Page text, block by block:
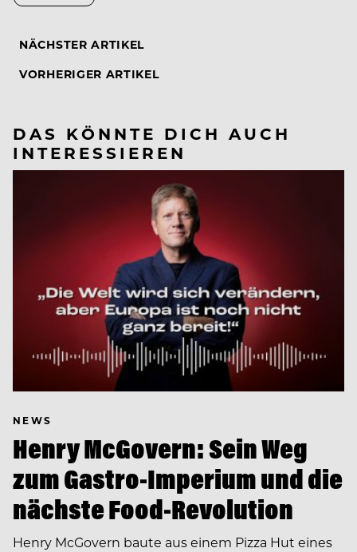
NÄCHSTER ARTIKEL
VORHERIGER ARTIKEL
DAS KÖNNTE DICH AUCH
INTERESSIEREN
NEWS
Henry McGovern: Sein Weg
zum Gastro-Imperium und die
nächste Food-Revolution
Henry McGovern baute aus einem Pizza Hut eines